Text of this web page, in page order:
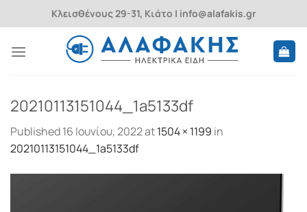
to
Κλεισθένους 29-31, Κιάτο | info@alafakis.gr
20210113151044_1a5133df
Published16 Ιουνίου, 2022at1504 × 1199 in
20210113151044_1a5133df